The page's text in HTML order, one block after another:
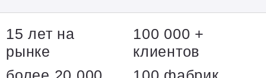
15 лет на
рынке
100 000 +
клиентов